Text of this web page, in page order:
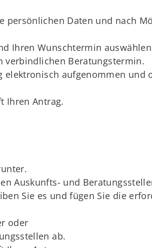
persönlichen Daten und nach
Ihren Wunschtermin
verbindlichen Beratungstermin.
aufgenommen und
Ihren Antrag.
Auskunfts-­ und
Sie es und fügen Sie die
oder
ab.